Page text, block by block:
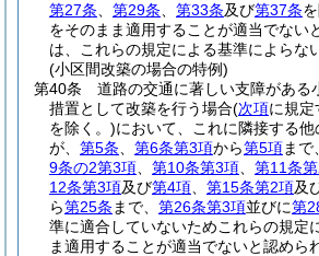
第27条
第29条 第33条及び第37条
をそのまま適用することが適当でない
は、これらの規定による基準によらな
(小区間改築の場合の特例)
第40条
道路の交通に著しい支障がある
措置として改築を行う場合(次項に規定
を除く。)において、これに隣接する
が、 第5条 第6条第3項から第5項まで、
9条の2第3項
第10条第3項 第11条
12条第3項及び第4項 第15条第2項及
ら第25条 まで、 第26条第3項並びに第
準に適合していないためこれらの規定
ま適用することが適当でないと認めら